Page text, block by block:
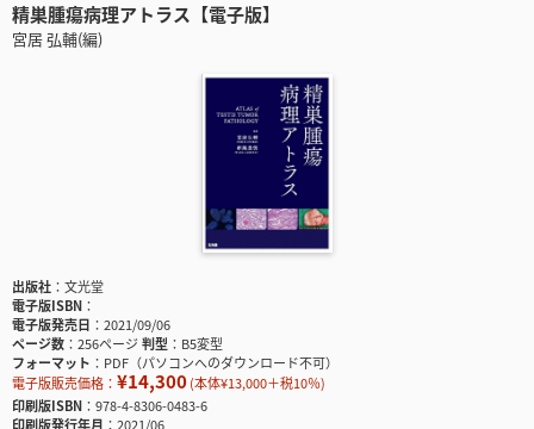
精巣腫瘍病理アトラス【電子版】
宮居 弘輔(編)
出版社
文光堂
電子版ISBN
電子版発売日
2021/09/06
ページ数
256ページ判型
B5変型
フォーマット
PDF（パソコンへのダウンロード不可）
電子版販売価格： ¥14,300(本体¥13,000＋税10％)
印刷版ISBN
978-4-8306-0483-6
印刷版発行年月
2021/06